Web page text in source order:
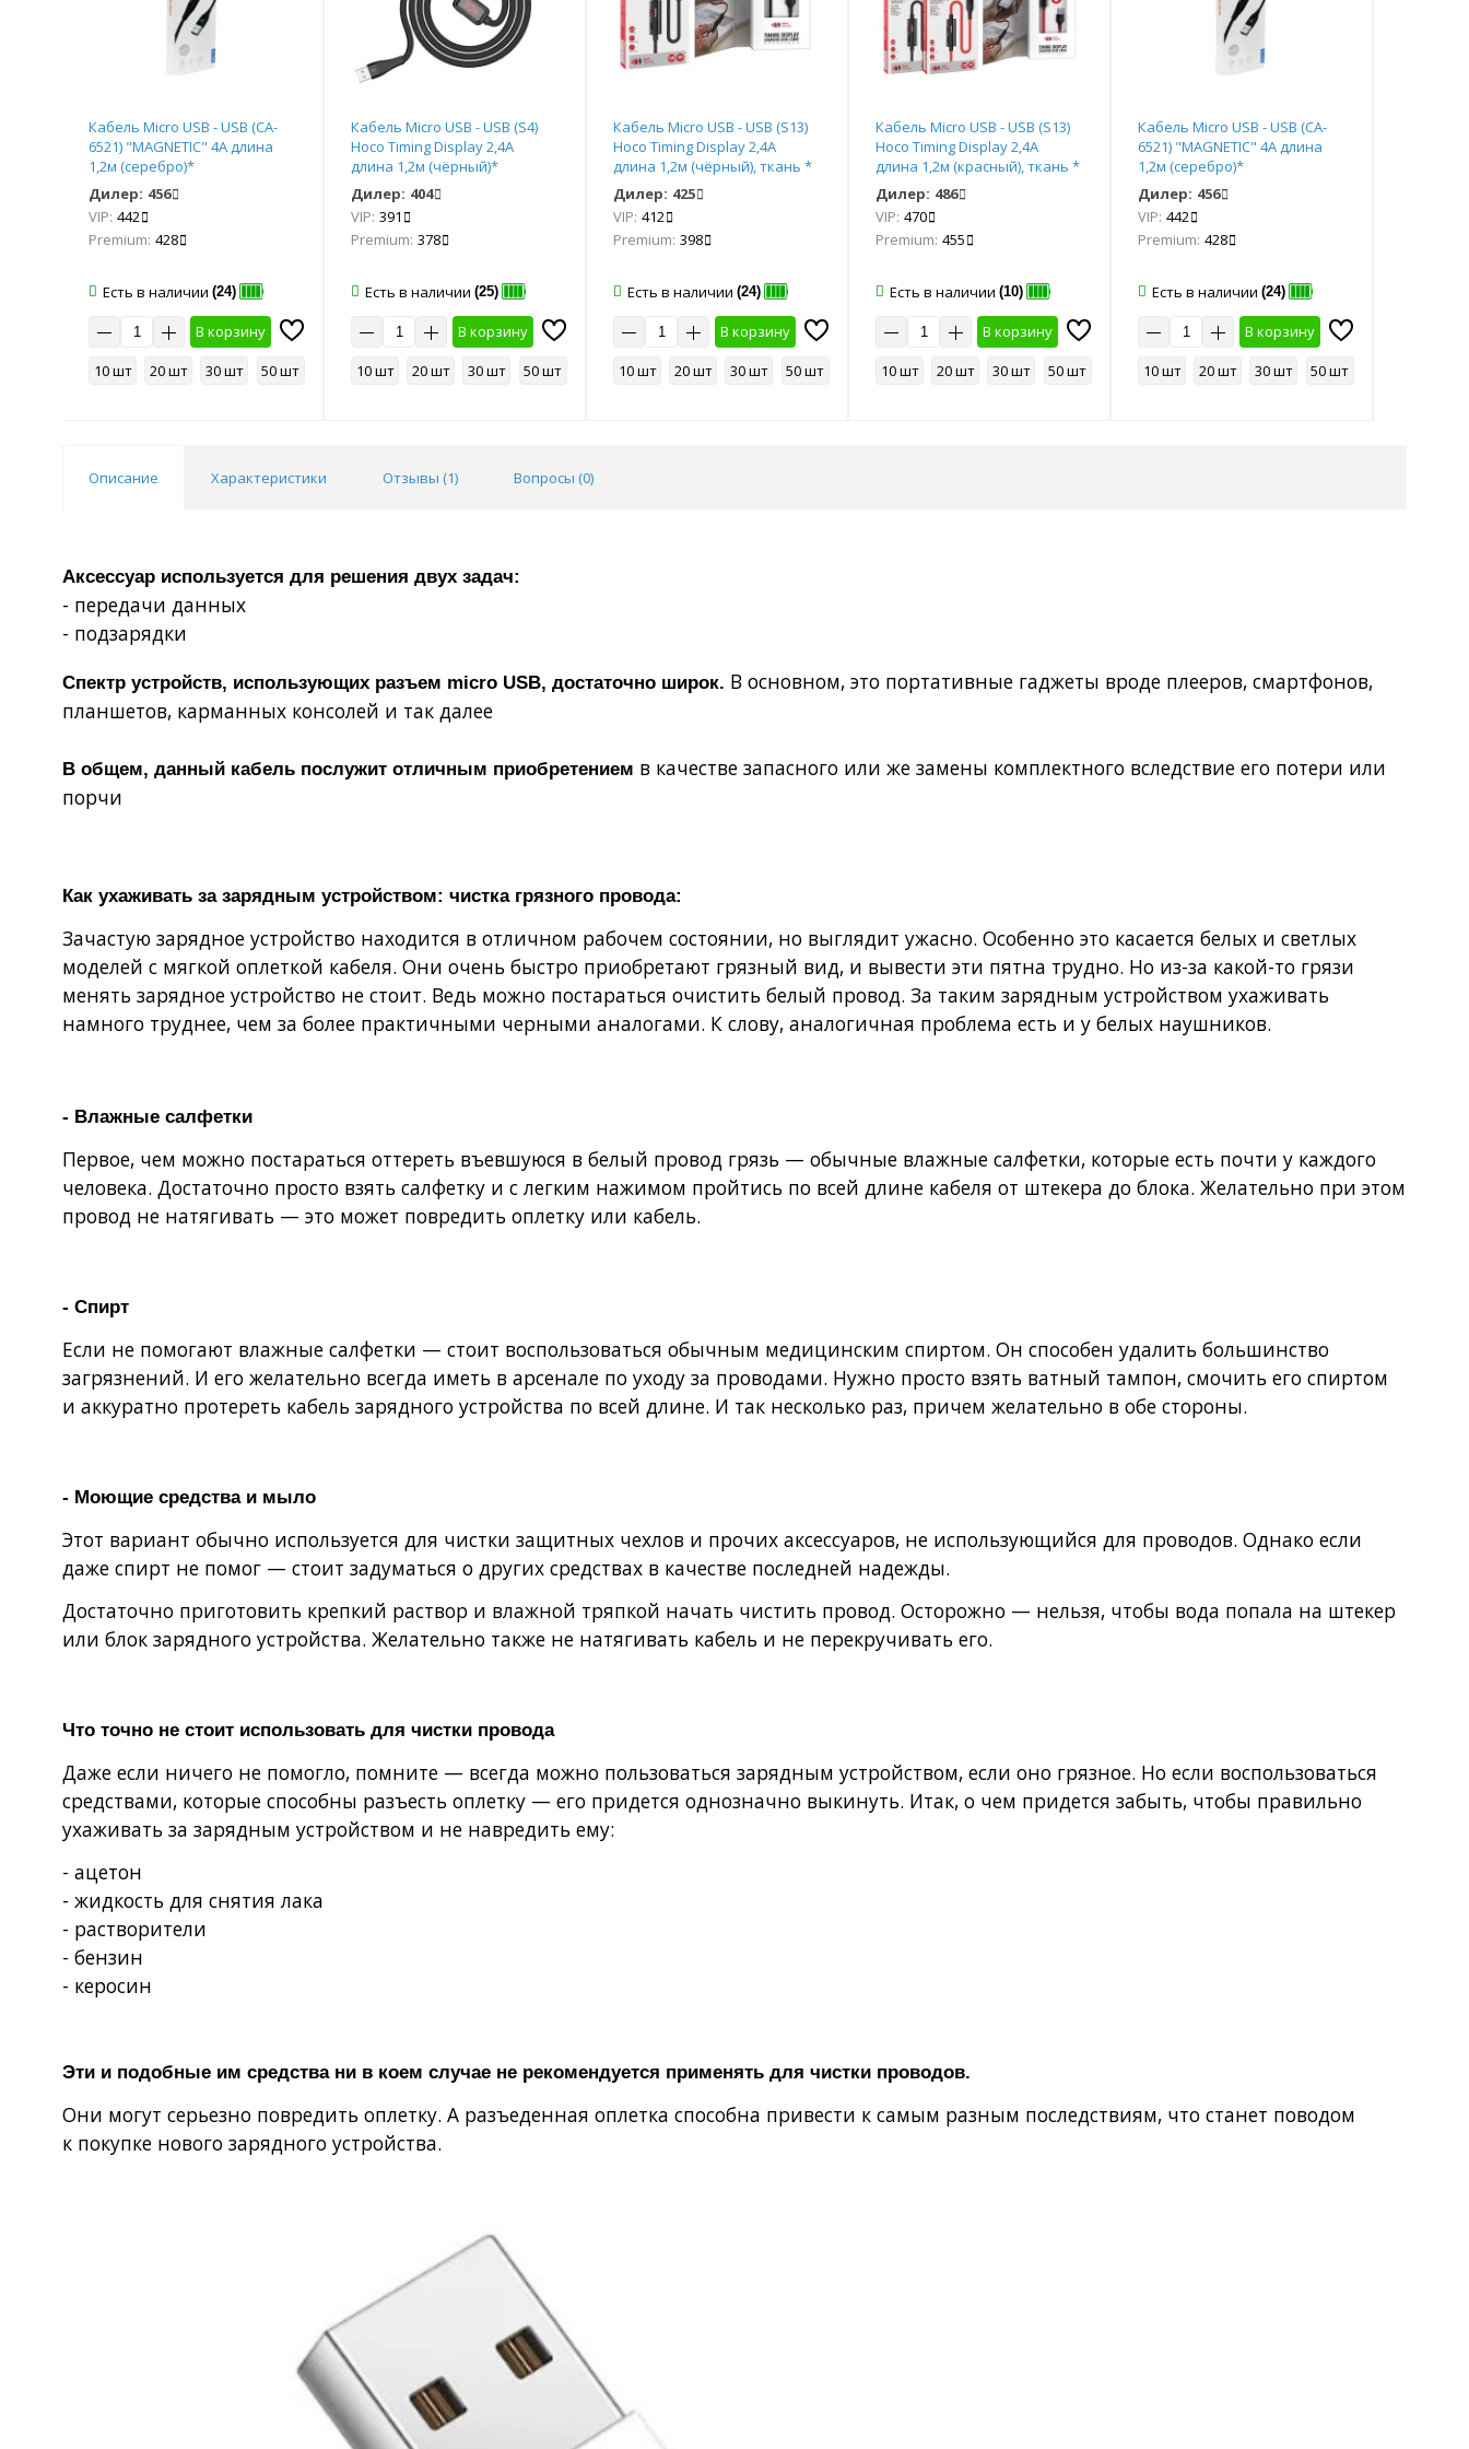
Кабель Micro USB - USB (CA-
6521) "MAGNETIC" 4А длина
1,2м (серебро)*
Дилер: 456
VIP: 442
Premium: 428
Есть в наличии (24)
В корзину
10 шт
20 шт 30 шт 50 шт
Кабель Micro USB - USB (S4)
Hoco Timing Display 2,4А
длина 1,2м (чёрный)*
Дилер: 404
VIP: 391
Premium: 378
Есть в наличии (25)
В корзину
10 шт
20 шт 30 шт 50 шт
Кабель Micro USB - USB (S13)
Hoco Timing Display 2,4А
длина 1,2м (чёрный), ткань *
Дилер: 425
VIP: 412
Premium: 398
Есть в наличии (24)
В корзину
10 шт
20 шт 30 шт 50 шт
Кабель Micro USB - USB (S13)
Hoco Timing Display 2,4А
длина 1,2м (красный), ткань *
Дилер: 486
VIP: 470
Premium: 455
Есть в наличии (10)
В корзину
10 шт
20 шт 30 шт 50 шт
Кабель Micro USB - USB (CA-
6521) "MAGNETIC" 4А длина
1,2м (серебро)*
Дилер: 456
VIP: 442
Premium: 428
Есть в наличии (24)
В корзину
10 шт
20 шт 30 шт 50 шт
Описание Характеристики Отзывы (1) Вопросы (0)
Аксессуар используется для решения двух задач:
- передачи данных
- подзарядки
Спектр устройств, использующих разъем micro USB, достаточно широк. В основном, это портативные гаджеты вроде плееров, смартфонов,
планшетов, карманных консолей и так далее
В общем, данный кабель послужит отличным приобретением в качестве запасного или же замены комплектного вследствие его потери или
порчи
Как ухаживать за зарядным устройством: чистка грязного провода:
Зачастую зарядное устройство находится в отличном рабочем состоянии, но выглядит ужасно. Особенно это касается белых и светлых
моделей с мягкой оплеткой кабеля. Они очень быстро приобретают грязный вид, и вывести эти пятна трудно. Но из-за какой-то грязи
менять зарядное устройство не стоит. Ведь можно постараться очистить белый провод. За таким зарядным устройством ухаживать
намного труднее, чем за более практичными черными аналогами. К слову, аналогичная проблема есть и у белых наушников.
- Влажные салфетки
Первое, чем можно постараться оттереть въевшуюся в белый провод грязь — обычные влажные салфетки, которые есть почти у каждого
человека. Достаточно просто взять салфетку и с легким нажимом пройтись по всей длине кабеля от штекера до блока. Желательно при этом
провод не натягивать — это может повредить оплетку или кабель.
- Спирт
Если не помогают влажные салфетки — стоит воспользоваться обычным медицинским спиртом. Он способен удалить большинство
загрязнений. И его желательно всегда иметь в арсенале по уходу за проводами. Нужно просто взять ватный тампон, смочить его спиртом
и аккуратно протереть кабель зарядного устройства по всей длине. И так несколько раз, причем желательно в обе стороны.
- Моющие средства и мыло
Этот вариант обычно используется для чистки защитных чехлов и прочих аксессуаров, не использующийся для проводов. Однако если
даже спирт не помог — стоит задуматься о других средствах в качестве последней надежды.
Достаточно приготовить крепкий раствор и влажной тряпкой начать чистить провод. Осторожно — нельзя, чтобы вода попала на штекер
или блок зарядного устройства. Желательно также не натягивать кабель и не перекручивать его.
Что точно не стоит использовать для чистки провода
Даже если ничего не помогло, помните — всегда можно пользоваться зарядным устройством, если оно грязное. Но если воспользоваться
средствами, которые способны разъесть оплетку — его придется однозначно выкинуть. Итак, о чем придется забыть, чтобы правильно
ухаживать за зарядным устройством и не навредить ему:
- ацетон
- жидкость для снятия лака
- растворители
- бензин
- керосин
Эти и подобные им средства ни в коем случае не рекомендуется применять для чистки проводов.
Они могут серьезно повредить оплетку. А разъеденная оплетка способна привести к самым разным последствиям, что станет поводом
к покупке нового зарядного устройства.